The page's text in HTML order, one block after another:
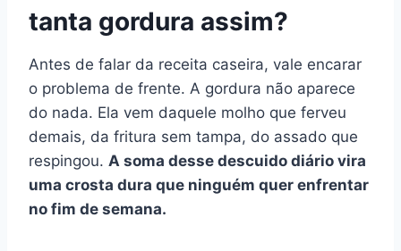
tanta gordura assim?
Antes de falar da receita caseira, vale encarar
o problema de frente. A gordura não aparece
do nada. Ela vem daquele molho que ferveu
demais, da fritura sem tampa, do assado que
respingou. A soma desse descuido diário vira
uma crosta dura que ninguém quer enfrentar
no fim de semana.